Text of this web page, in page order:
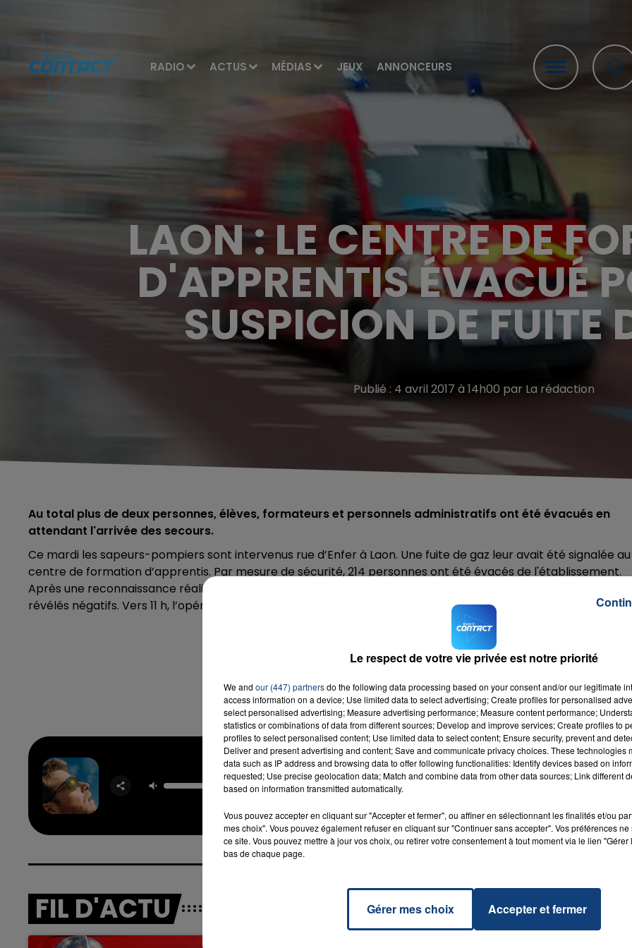
RADIO ACTUS MÉDIAS JEUX ANNONCEURS
LAON : LE CENTRE DE
D'APPRENTIS ÉVACUÉ
SUSPICION DE FUITE
Publié : 4 avril 2017 à 14h00 par La rédaction
Au total plus de deux personnes, élèves, formateurs et personnels administratifs ont été évacués en
attendant l'arrivée des secours.
Ce mardi les sapeurs-pompiers sont intervenus rue d’Enfer à Laon. Une fuite de gaz leur avait été signalée au
centre de formation d’apprentis. Par mesure de sécurité, 214 personnes ont été évacés de l'établissement.
Après une reconnaissance réalisée en compagnie des équipes de GrDF, les relevés d’explosimétrie se sont
révélés négatifs. Vers 11 h, l’opération terminée, les évacués ont pu regagner le bâtiment.
Fever Dream
ALEX WARREN
RADIO CONTACT
FIL D'ACTU
Le respect de votre vie privée est notre priorité
We and our (447) partnersdo the following data processing based on your consent and/or our legitimate
access information on a device; Use limited data to select advertising; Create profiles for personalised
select personalised advertising; Measure advertising performance; Measure content performance;
statistics or combinations of data from different sources; Develop and improve services; Create profiles to
profiles to select personalised content; Use limited data to select content; Ensure security, prevent and
Deliver and present advertising and content; Save and communicate privacy choices. These technologies
data such as IP address and browsing data to offer following functionalities: Identify devices based on
requested; Use precise geolocation data; Match and combine data from other data sources; Link different
based on information transmitted automatically.
Vous pouvez accepter en cliquant sur "Accepter et fermer", ou affiner en sélectionnant les finalités et/ou
mes choix". Vous pouvez également refuser en cliquant sur "Continuer sans accepter". Vos préférences
ce site. Vous pouvez mettre à jour vos choix, ou retirer votre consentement à tout moment via le lien
bas de chaque page.
Gérer mes choix Accepter et fermer